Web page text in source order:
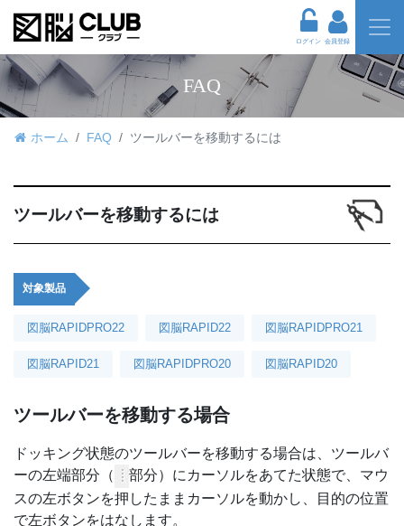
ログイン 会員登録
FAQ
ホーム FAQ ツールバーを移動するには
ツールバーを移動するには
対象製品
図脳RAPIDPRO22 図脳RAPID22 図脳RAPIDPRO21
図脳RAPID21 図脳RAPIDPRO20 図脳RAPID20
ツールバーを移動する場合
ドッキング状態のツールバーを移動する場合は、ツールバ
ーの左端部分（
部分）にカーソルをあてた状態で、マウ
スの左ボタンを押したままカーソルを動かし、目的の位置
で左ボタンをはなします。